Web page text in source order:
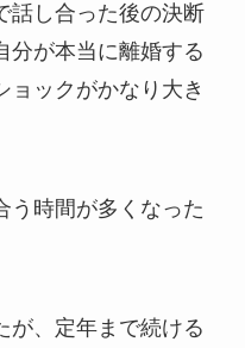
話し合った後の決断
分が本当に離婚する
ョックがかなり大き
う時間が多くなった
が、定年まで続ける